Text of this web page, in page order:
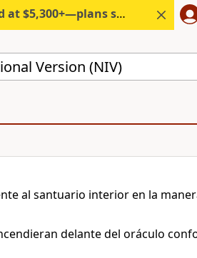
start under $6/month.
Version (NIV)
al santuario interior en la
delante del oráculo